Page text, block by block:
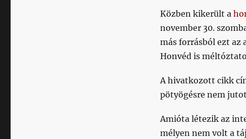
Közben kikerült a
november 30.
más forrásból ezt az
Honvéd is
A hivatkozott cikk
pötyögésre nem
Amióta létezik az
mélyen nem volt a